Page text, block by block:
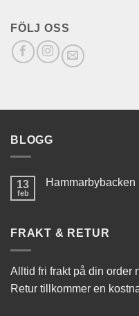
FÖLJ OSS
BLOGG
13
feb
FRAKT & RETUR
Alltid fri frakt på din order
Retur tillkommer en